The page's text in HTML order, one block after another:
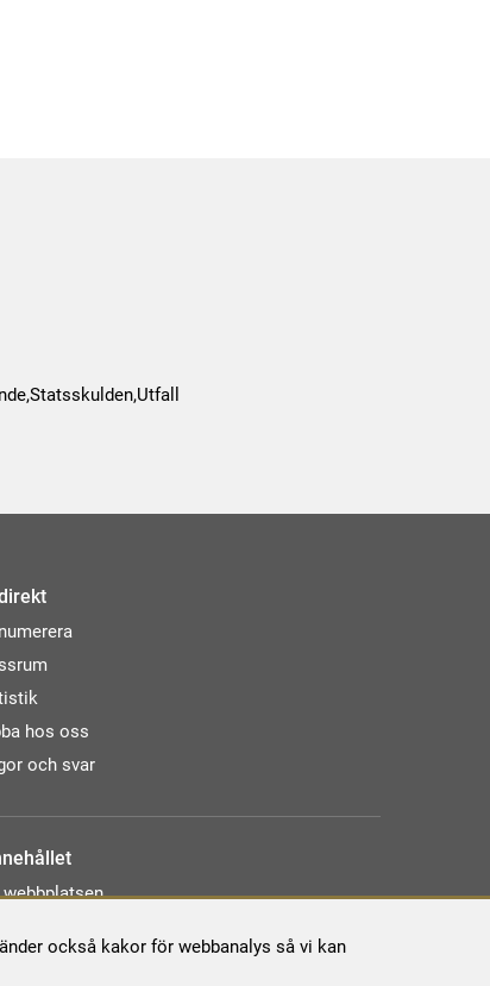
också kakor för webbanalys så vi kan
hos oss
och svar
webbplatsen